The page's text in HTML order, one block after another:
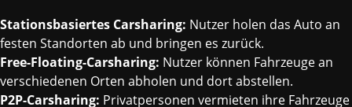
Stationsbasiertes Carsharing: Nutzer holen das Auto an
festen Standorten ab und bringen es zurück.
Free-Floating-Carsharing: Nutzer können Fahrzeuge an
verschiedenen Orten abholen und dort abstellen.
P2P-Carsharing: Privatpersonen vermieten ihre Fahrzeuge